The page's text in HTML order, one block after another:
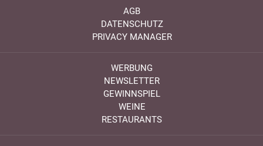
AGB
DATENSCHUTZ
PRIVACY MANAGER
WERBUNG
NEWSLETTER
GEWINNSPIEL
WEINE
RESTAURANTS